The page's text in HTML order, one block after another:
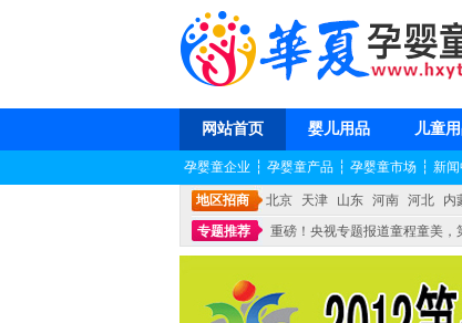
网站首页 婴儿用品 儿童
孕婴童企业 ┆ 孕婴童产品 ┆ 孕婴童市场 ┆ 新
地区招商 北京 天津 山东 河南 河北 内
专题推荐
重磅！央视专题报道童程童美
不能再单纯地销售产品,而要向增强服务转型,